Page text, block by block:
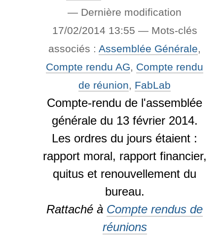
— Dernière modification
17/02/2014 13:55 — Mots-clés
associés :Assemblée Générale,
Compte rendu AG, Compte rendu
de réunion, FabLab
Compte-rendu de l'assemblée
générale du 13 février 2014.
Les ordres du jours étaient :
rapport moral, rapport financier,
quitus et renouvellement du
bureau.
Rattaché à Compte rendus de
réunions